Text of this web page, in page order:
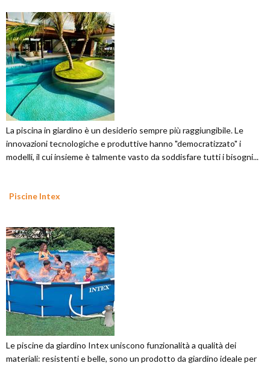
La piscina in giardino è un desiderio sempre più raggiungibile. Le
innovazioni tecnologiche e produttive hanno "democratizzato" i
modelli, il cui insieme è talmente vasto da soddisfare tutti i bisogni...
Piscine Intex
Le piscine da giardino Intex uniscono funzionalità a qualità dei
materiali: resistenti e belle, sono un prodotto da giardino ideale per